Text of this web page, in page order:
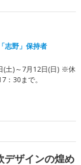
志野」保持者
(土)～7月12日(日) ※休
：30まで。
デザインの煌め